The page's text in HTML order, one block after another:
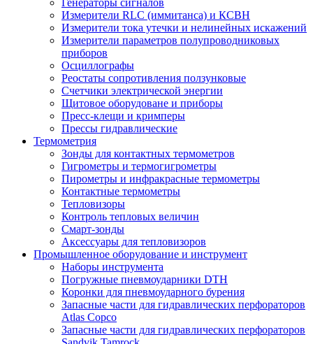
Генераторы сигналов
Измерители RLC (иммитанса) и КСВН
Измерители тока утечки и нелинейных искажений
Измерители параметров полупроводниковых
приборов
Осциллографы
Реостаты сопротивления ползунковые
Счетчики электрической энергии
Щитовое оборудоване и приборы
Пресс-клещи и кримперы
Прессы гидравлические
Термометрия
Зонды для контактных термометров
Гигрометры и термогигрометры
Пирометры и инфракрасные термометры
Контактные термометры
Тепловизоры
Контроль тепловых величин
Смарт-зонды
Аксессуары для тепловизоров
Промышленное оборудование и инструмент
Наборы инструмента
Погружные пневмоударники DTH
Коронки для пневмоударного бурения
Запасные части для гидравлических перфораторов
Atlas Copco
Запасные части для гидравлических перфораторов